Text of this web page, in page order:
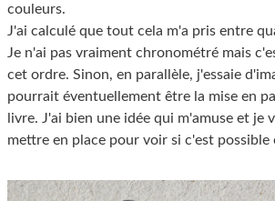
couleurs.
J'ai calculé que tout cela m'a pris entre
Je n'ai pas vraiment chronométré mais
cet ordre. Sinon, en parallèle, j'essaie
pourrait éventuellement être la mise en
livre. J'ai bien une idée qui m'amuse et je
mettre en place pour voir si c'est possible